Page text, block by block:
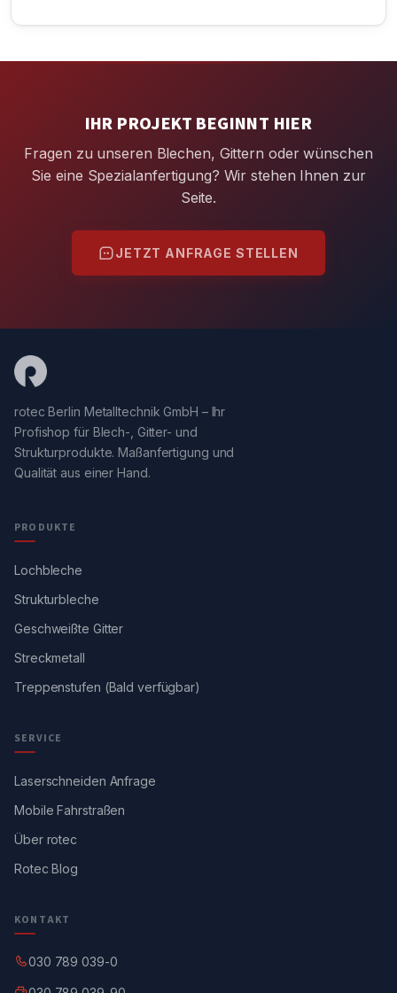
IHR PROJEKT BEGINNT HIER
Fragen zu unseren Blechen, Gittern oder wünschen
Sie eine Spezialanfertigung? Wir stehen Ihnen zur
Seite.
JETZT ANFRAGE STELLEN
rotec Berlin Metalltechnik GmbH – Ihr
Profishop für Blech-, Gitter- und
Strukturprodukte. Maßanfertigung und
Qualität aus einer Hand.
PRODUKTE
Lochbleche
Strukturbleche
Geschweißte Gitter
Streckmetall
Treppenstufen (Bald verfügbar)
SERVICE
Laserschneiden Anfrage
Mobile Fahrstraßen
Über rotec
Rotec Blog
KONTAKT
030 789 039-0